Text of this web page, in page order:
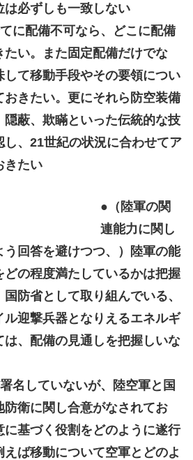
は必ずしも一致しない
に配備不可なら、どこに配備
い。また固定配備だけでな
して移動手段やその要領につい
きたい。更にそれら防空装備
蔽、欺瞞といった伝統的な技
、21世紀の状況に合わせてア
きたい
●（陸軍の関
連能力に関し
回答を避けつつ、）陸軍の能
どの程度満たしているかは把握
防省として取り組んでいる、
ル迎撃兵器となりえるエネルギ
は、配備の見通しを把握しいな
名していないが、陸空軍と国
防衛に関し合意がなされてお
に基づく役割をどのように遂行
ば移動について空軍とどのよ